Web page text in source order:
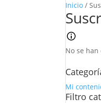
Inicio /
No se
Mi
Filtro